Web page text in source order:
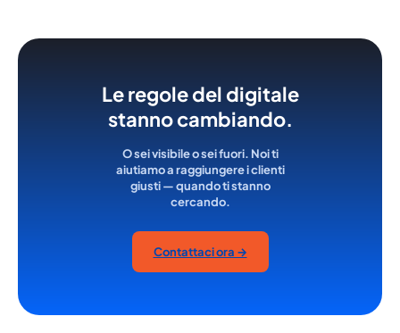
Le regole del digitale
stanno cambiando.
O sei visibile o sei fuori. Noi ti
aiutiamo a raggiungere i clienti
giusti — quando ti stanno
cercando.
Contattaci ora →